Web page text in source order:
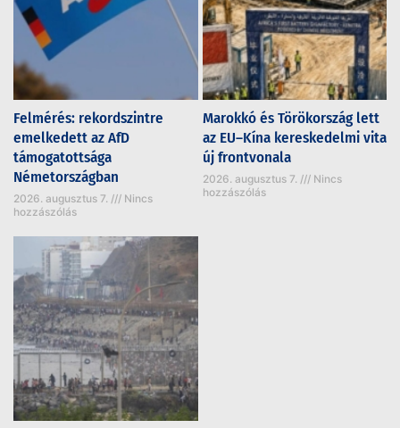
Felmérés: rekordszintre
emelkedett az AfD
támogatottsága
Németországban
2026. augusztus 7.
Nincs
hozzászólás
Marokkó és Törökország lett
az EU–Kína kereskedelmi vita
új frontvonala
2026. augusztus 7.
Nincs
hozzászólás